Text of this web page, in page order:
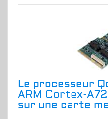
Le processeur
ARM Cortex-
sur une carte